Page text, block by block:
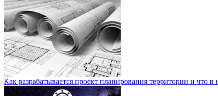
Как разрабатывается проект планирования территории и что в